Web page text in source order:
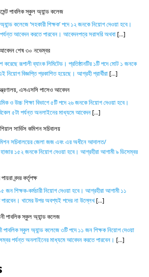
পাবলিক স্কুল অ্যান্ড কলেজ
কলেজে ‘সহকারী শিক্ষক’ পদে ১২ জনকে নিয়োগ দেওয়া হবে।
আবেদন করতে পারবেন। আবেদনপত্র সরাসরি অথবা[...]
আবেদন শেষ ৩০ নভেম্বর
করেছে রূপালী ব্যাংক লিমিটেড। প্রতিষ্ঠানটির ১টি পদে মোট ১ জনকে
বিজ্ঞপ্তি প্রকাশিত হয়েছে। আগ্রহী প্রার্থীরা[...]
এসএসসি পাসেও আবেদন
ও উচ্চ শিক্ষা বিভাগে ৫টি পদে ২৬ জনকে নিয়োগ দেওয়া হবে।
৫টা পর্যন্ত অনলাইনের মাধ্যমে আবেদন[...]
সার্ভিস কমিশন সচিবালয়
সচিবালয়ের জেলা জজ এবং এর অধীনে আদালত/
১৫২ জনকে নিয়োগ দেওয়া হবে। আগ্রহীরা আগামী ৯ ডিসেম্বর
বন্দর কর্তৃপক্ষ
জন শিক্ষক-কর্মচারী নিয়োগ দেওয়া হবে। আগ্রহীরা আগামী ১১
খামের উপর অবশ্যই পদের না উল্লেখ[...]
পাবলিক স্কুল অ্যান্ড কলেজ
পাবলিক স্কুল অ্যান্ড কলেজে ৩টি পদে ১১ জন শিক্ষক নিয়োগ দেওয়া
পর্যন্ত অনলাইনের মাধ্যমে আবেদন করতে পারবেন। [...]